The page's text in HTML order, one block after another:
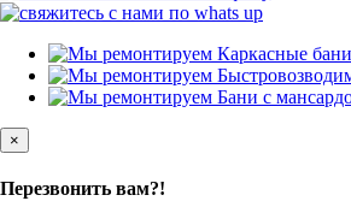
×
Перезвонить вам?!